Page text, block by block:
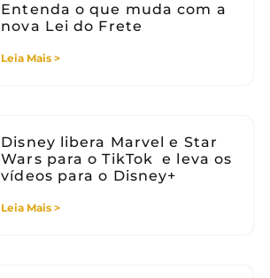
Entenda o que muda com a
nova Lei do Frete
Leia Mais >
Disney libera Marvel e Star
Wars para o TikTok e leva os
vídeos para o Disney+
Leia Mais >